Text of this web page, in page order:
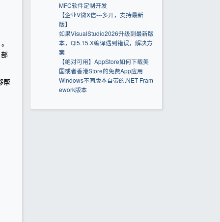
帮
MFC软件定制开发
【企业V微X信---多开，支持最新
版】
如果VisualStudio2026升级到最新版
本，Qt5.15.X编译遇到错误，解决方
案
【绝对可用】AppStore如何下载美
国或者香港Store的免费App应用
Windows不同版本自带的.NET Fram
ework版本